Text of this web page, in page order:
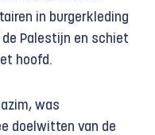
in burgerkleding
de Palestijn en schiet
hoofd.
was
doelwitten van de